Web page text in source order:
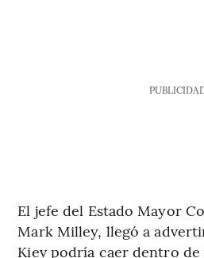
El jefe del Estado Mayor
Mark Milley, llegó a
Kiev podría caer dentro de